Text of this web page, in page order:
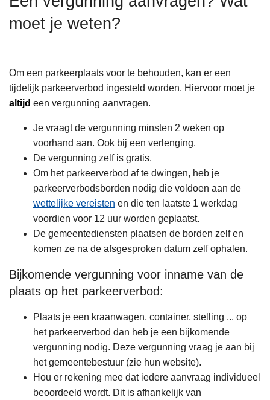
moet je weten?
Om een parkeerplaats voor te behouden, kan er een
tijdelijk parkeerverbod ingesteld worden. Hiervoor moet je
altijd een vergunning aanvragen.
Je vraagt de vergunning minsten 2 weken op
voorhand aan. Ook bij een verlenging.
De vergunning zelf is gratis.
Om het parkeerverbod af te dwingen, heb je
parkeerverbodsborden nodig die voldoen aan de
wettelijke vereisten en die ten laatste 1 werkdag
voordien voor 12 uur worden geplaatst.
De gemeentediensten plaatsen de borden zelf en
komen ze na de afsgesproken datum zelf ophalen.
Bijkomende vergunning voor inname van de
plaats op het parkeerverbod:
Plaats je een kraanwagen, container, stelling ... op
het parkeerverbod dan heb je een bijkomende
vergunning nodig. Deze vergunning vraag je aan bij
het gemeentebestuur (zie hun website).
Hou er rekening mee dat iedere aanvraag individueel
beoordeeld wordt. Dit is afhankelijk van